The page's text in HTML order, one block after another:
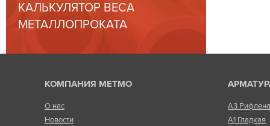
КАЛЬКУЛЯТОР ВЕСА
МЕТАЛЛОПРОКАТА
КОМПАНИЯ МЕТМО
О нас
Новости
А3
А1 Гладкая